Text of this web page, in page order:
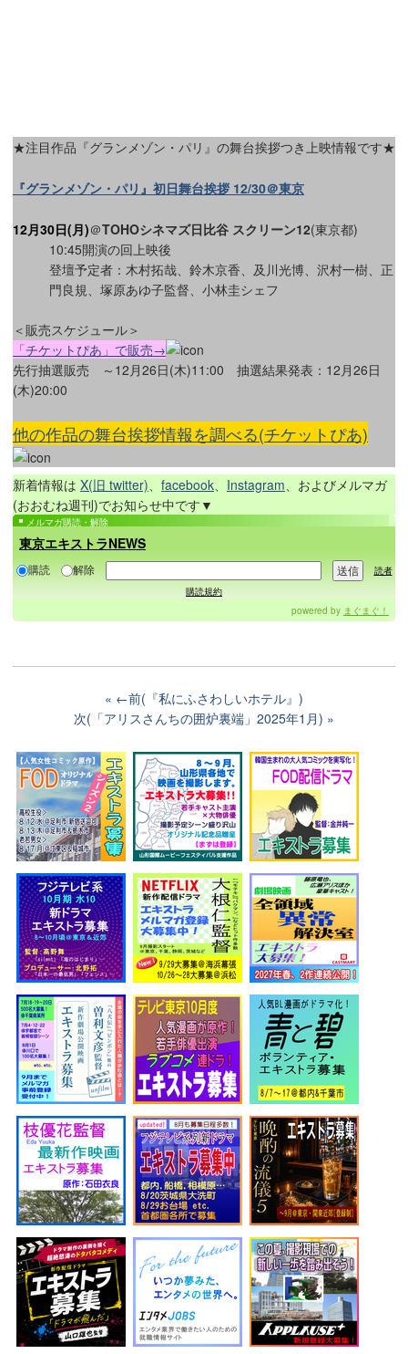
★注目作品『グランメゾン・パリ』の舞台挨拶つき上映情報です★
『グランメゾン・パリ』初日舞台挨拶 12/30＠東京
12月30日(月)＠TOHOシネマズ日比谷 スクリーン12(東京都)
10:45開演の回上映後
登壇予定者：木村拓哉、鈴木京香、及川光博、沢村一樹、正
門良規、塚原あゆ子監督、小林圭シェフ
＜販売スケジュール＞
「チケットぴあ」で販売→
先行抽選販売 ～12月26日(木)11:00 抽選結果発表：12月26日
(木)20:00
他の作品の舞台挨拶情報を調べる(チケットぴあ)
新着情報は X(旧 twitter) facebook Instagram 、およびメルマガ
(おおむね週刊)でお知らせ中です▼
メルマガ購読・解除
東京エキストラNEWS
購読 解除
読者
購読規約
powered by まぐまぐ！
←前(『私にふさわしいホテル』)
次(「アリスさんちの囲炉裏端」2025年1月)